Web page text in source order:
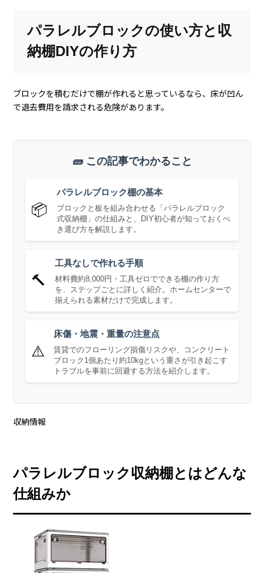
パラレルブロックの使い方と収
納棚DIYの作り方
ブロックを積むだけで棚が作れると思っているなら、床が凹ん
で退去費用を請求される危険があります。
🧱 この記事でわかること
📦
パラレルブロック棚の基本
ブロックと板を組み合わせる「パラレルブロック
式収納棚」の仕組みと、DIY初心者が知っておくべ
き選び方を解説します。
🔨
工具なしで作れる手順
材料費約8,000円・工具ゼロでできる棚の作り方
を、ステップごとに詳しく紹介。ホームセンターで
揃えられる素材だけで完成します。
⚠️
床傷・地震・重量の注意点
賃貸でのフローリング損傷リスクや、コンクリート
ブロック1個あたり約10kgという重さが引き起こす
トラブルを事前に回避する方法を紹介します。
収納情報
パラレルブロック収納棚とはどんな
仕組みか